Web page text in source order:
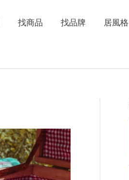
找商品 找品牌 居風格